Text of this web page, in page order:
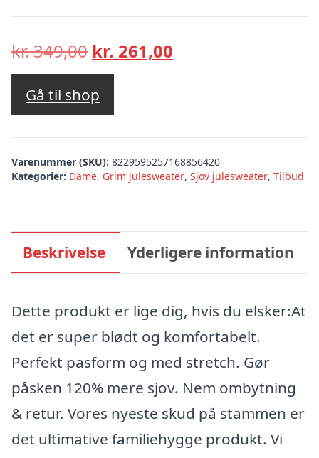
kr.349,00 Den
oprindelige
pris
var:
kr. 349,00.
kr. 261,00
kr. 261,00.
Gå til shop
Varenummer (SKU): 8229595257168856420
Kategorier: Dame, Grim julesweater, Sjov julesweater, Tilbud
Beskrivelse Yderligere information
Dette produkt er lige dig, hvis du elsker:At
det er super blødt og komfortabelt.
Perfekt pasform og med stretch. Gør
påsken 120% mere sjov. Nem ombytning
& retur. Vores nyeste skud på stammen er
det ultimative familiehygge produkt. Vi